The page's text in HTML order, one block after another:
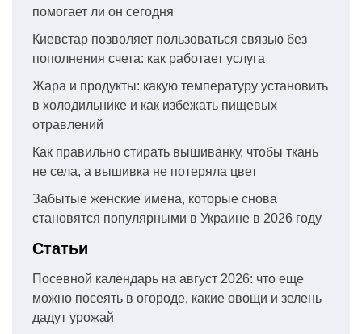
помогает ли он сегодня
Киевстар позволяет пользоваться связью без
пополнения счета: как работает услуга
Жара и продукты: какую температуру установить
в холодильнике и как избежать пищевых
отравлений
Как правильно стирать вышиванку, чтобы ткань
не села, а вышивка не потеряла цвет
Забытые женские имена, которые снова
становятся популярными в Украине в 2026 году
Статьи
Посевной календарь на август 2026: что еще
можно посеять в огороде, какие овощи и зелень
дадут урожай